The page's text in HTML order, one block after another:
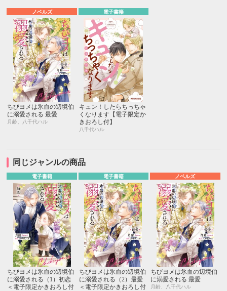
ノベルズ
ちびヨメは氷血の辺境伯
に溺愛される 最愛
月齢、八千代ハル
電子書籍
キュン！したらちっちゃ
くなります【電子限定か
きおろし付】
八千代ハル
同じジャンルの商品
電子書籍
ちびヨメは氷血の辺境伯
に溺愛される（1）初恋
＜電子限定かきおろし付
電子書籍
ちびヨメは氷血の辺境伯
に溺愛される（2）最愛
＜電子限定かきおろし付
ノベルズ
ちびヨメは氷血の辺境伯
に溺愛される 最愛
月齢、八千代ハル